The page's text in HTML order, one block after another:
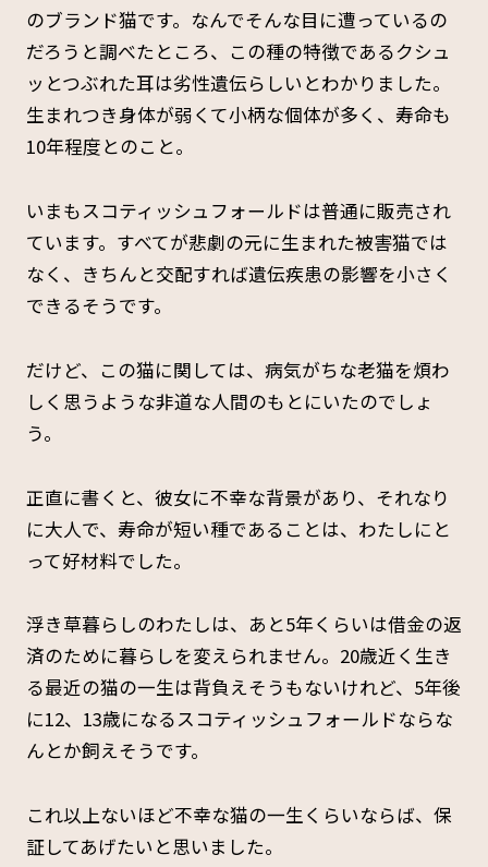
のブランド猫です。なんでそんな目に遭っているの
だろうと調べたところ、この種の特徴であるクシュ
ッとつぶれた耳は劣性遺伝らしいとわかりました。
生まれつき身体が弱くて小柄な個体が多く、寿命も
10年程度とのこと。
いまもスコティッシュフォールドは普通に販売され
ています。すべてが悲劇の元に生まれた被害猫では
なく、きちんと交配すれば遺伝疾患の影響を小さく
できるそうです。
だけど、この猫に関しては、病気がちな老猫を煩わ
しく思うような非道な人間のもとにいたのでしょ
う。
正直に書くと、彼女に不幸な背景があり、それなり
に大人で、寿命が短い種であることは、わたしにと
って好材料でした。
浮き草暮らしのわたしは、あと5年くらいは借金の返
済のために暮らしを変えられません。20歳近く生き
る最近の猫の一生は背負えそうもないけれど、5年後
に12、13歳になるスコティッシュフォールドならな
んとか飼えそうです。
これ以上ないほど不幸な猫の一生くらいならば、保
証してあげたいと思いました。